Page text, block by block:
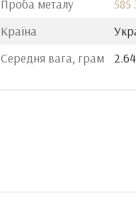
Проба металу
585
Країна
Середня вага, грам
2.64